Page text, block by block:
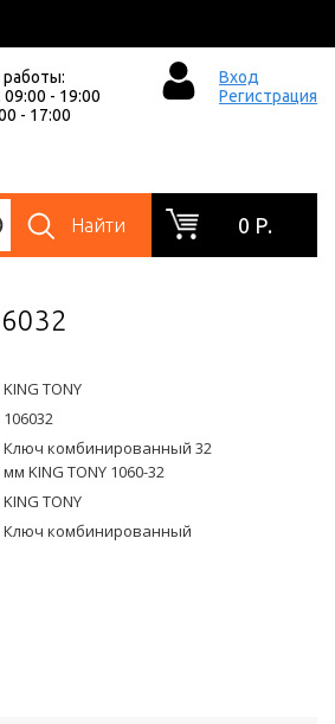
09:00 - 19:00
- 17:00
Вход
Регистрация
Найти 0 Р.
KING TONY
106032
Ключ комбинированный 32
мм KING TONY 1060-32
KING TONY
Ключ комбинированный